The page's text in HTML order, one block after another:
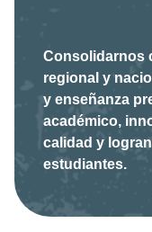
Consolidarnos
regional y
y enseñanza
académico,
calidad y
estudiantes.